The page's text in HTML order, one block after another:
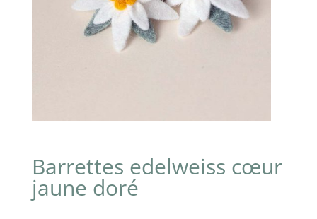
Barrettes edelweiss cœur
jaune doré